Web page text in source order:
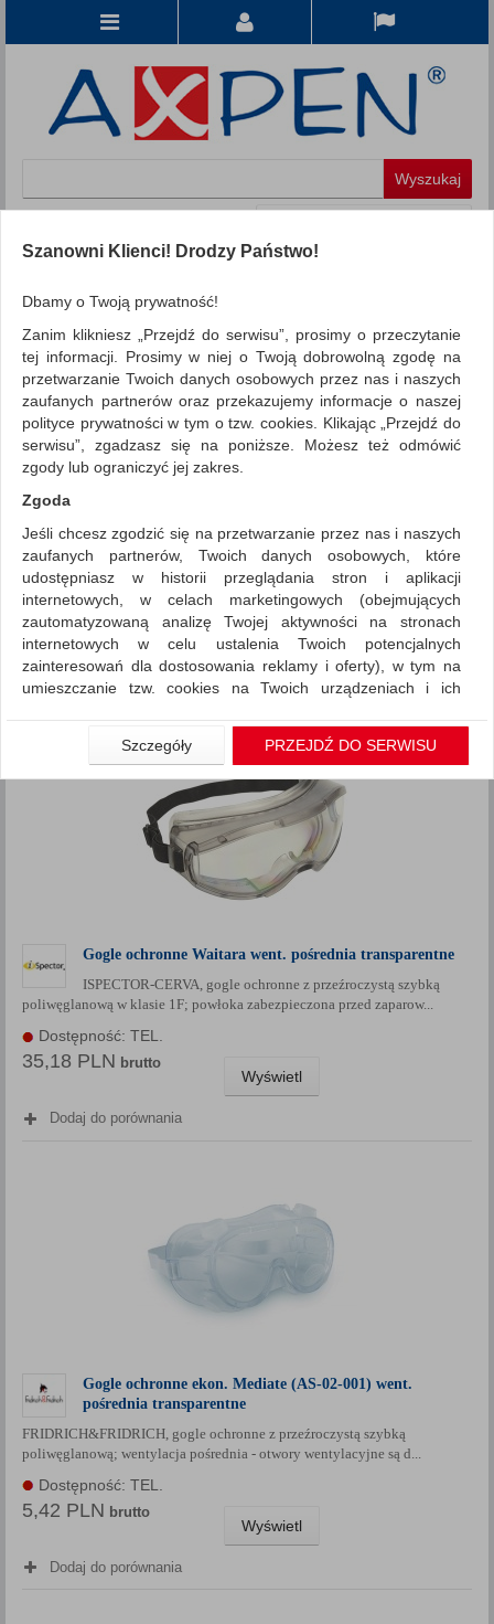
WSZYSTKIE KATEGORIE
FILTRY
Więcej
REKLAMA
AKTUALNOŚCI
Ochrona indywidualna Gogle
ZNALEZIONYCH PRODUKTÓW: 5 Porównaj (0)
Sortuj po Standardowe
Siatka Lista
Gogle ochronne Waitara went. pośrednia transparentne
ISPECTOR-CERVA, gogle ochronne z przeźroczystą szybką
poliwęglanową w klasie 1F; powłoka zabezpieczona przed zaparow...
Dostępność: TEL.
35,18 PLN brutto
Wyświetl
Dodaj do porównania
Gogle ochronne ekon. Mediate (AS-02-001) went.
pośrednia transparentne
FRIDRICH&FRIDRICH, gogle ochronne z przeźroczystą szybką
poliwęglanową; wentylacja pośrednia - otwory wentylacyjne są d...
Dostępność: TEL.
5,42 PLN brutto
Wyświetl
Dodaj do porównania
Szanowni Klienci! Drodzy Państwo!
Dbamy o Twoją prywatność!
Zanim klikniesz „Przejdź do serwisu”, prosimy o przeczytanie
tej informacji. Prosimy w niej o Twoją dobrowolną zgodę na
przetwarzanie Twoich danych osobowych przez nas i naszych
zaufanych partnerów oraz przekazujemy informacje o naszej
polityce prywatności w tym o tzw. cookies. Klikając „Przejdź do
serwisu”, zgadzasz się na poniższe. Możesz też odmówić
zgody lub ograniczyć jej zakres.
Zgoda
Jeśli chcesz zgodzić się na przetwarzanie przez nas i naszych
zaufanych partnerów, Twoich danych osobowych, które
udostępniasz w historii przeglądania stron i aplikacji
internetowych, w celach marketingowych (obejmujących
zautomatyzowaną analizę Twojej aktywności na stronach
internetowych w celu ustalenia Twoich potencjalnych
zainteresowań dla dostosowania reklamy i oferty), w tym na
umieszczanie tzw. cookies na Twoich urządzeniach i ich
Jeśli nie chcesz wyrazić zgody lub ograniczyć jej zakres, kliknij
„Szczegóły”, gdzie znajdziesz wszelkie informacje o tym jak to
zrobić . Te same informacje znajdziesz także na podstronie z
naszą polityką prywatności obowiązującą od 25 maja 2018.
W przypadku użytkowników zalogowanych, aby umożliwić
prawidłową realizację Umowy z Państwem i związane z tym
prawidłowe działanie naszej strony www, a w szczególności
czy cenach indywidualnych, ważna jest Państwa wcześniejsza
zgoda której udzieliliście podczas zakładania konta.
Każda Państwa zgoda jest dobrowolna i można ją w dowolnym
momencie wycofać.
Polityka prywatności (rozwiń)
Klauzula Informacyjna (rozwiń)
Lista Zaufanych Partnerów (rozwiń)
Szczegóły PRZEJDŹ DO SERWISU